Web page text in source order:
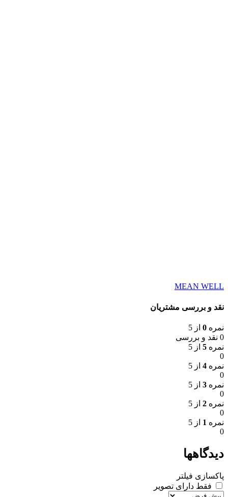
MEAN WELL
نقد و بررسی مشتریان
نمره 0 از 5
0 نقد و بررسی
نمره 5 از 5
0
نمره 4 از 5
0
نمره 3 از 5
0
نمره 2 از 5
0
نمره 1 از 5
0
دیدگاهها
پاکسازی فیلتر
فقط دارای تصویر